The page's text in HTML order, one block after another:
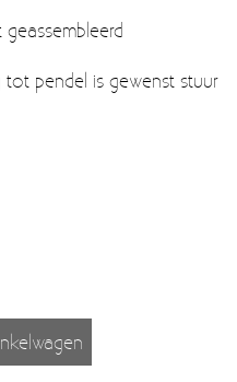
tot pendel is gewenst stuur